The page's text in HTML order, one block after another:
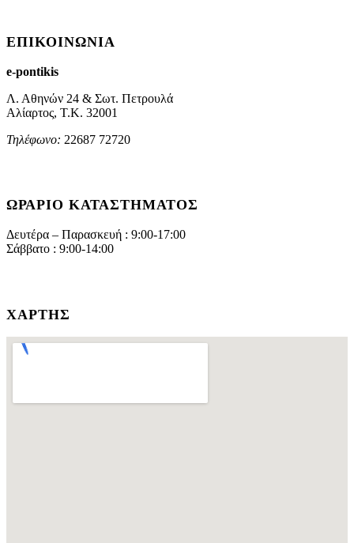
ΕΠΙΚΟΙΝΩΝΊΑ
e-pontikis
Λ. Αθηνών 24 & Σωτ. Πετρουλά
Αλίαρτος, Τ.Κ. 32001
Τηλέφωνο: 22687 72720
ΩΡΆΡΙΟ ΚΑΤΑΣΤΉΜΑΤΟΣ
Δευτέρα – Παρασκευή : 9:00-17:00
Σάββατο : 9:00-14:00
ΧΆΡΤΗΣ